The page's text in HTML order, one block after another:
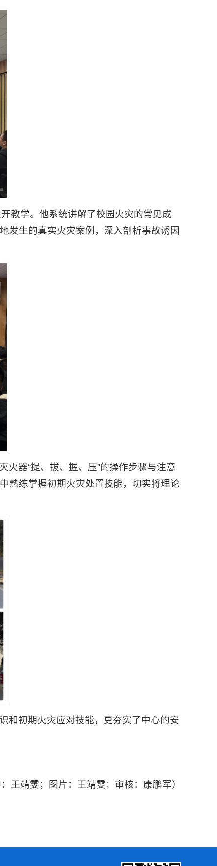
教学。他系统讲解了校园火灾的常见成
发生的真实火灾案例，深入剖析事故诱因
器“提、拔、握、压”的操作步骤与注意
熟练掌握初期火灾处置技能，切实将理论
和初期火灾应对技能，更夯实了中心的安
：王靖雯；图片：王靖雯；审核：康鹏军）